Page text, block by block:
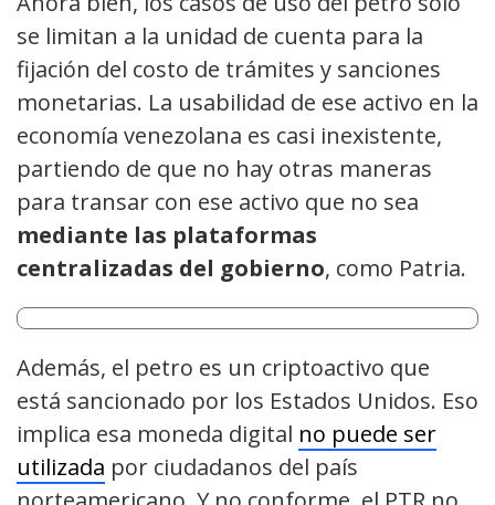
se limitan a la unidad de cuenta para la
fijación del costo de trámites y sanciones
monetarias. La usabilidad de ese activo en la
economía venezolana es casi inexistente,
partiendo de que no hay otras maneras
para transar con ese activo que no sea
mediante las plataformas
centralizadas del gobierno, como Patria.
Además, el petro es un criptoactivo que
está sancionado por los Estados Unidos. Eso
implica esa moneda digital no puede ser
utilizada por ciudadanos del país